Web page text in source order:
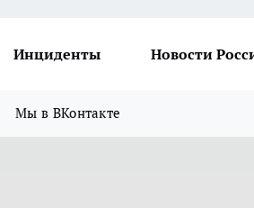
Инциденты Новости
Мы в ВКонтакте